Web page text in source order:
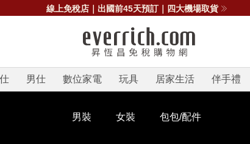
線上免稅店｜出國前45天預訂｜四大機場取貨
男仕 數位家電 玩具 居家生活 伴手禮
男裝 女裝 包包/配件